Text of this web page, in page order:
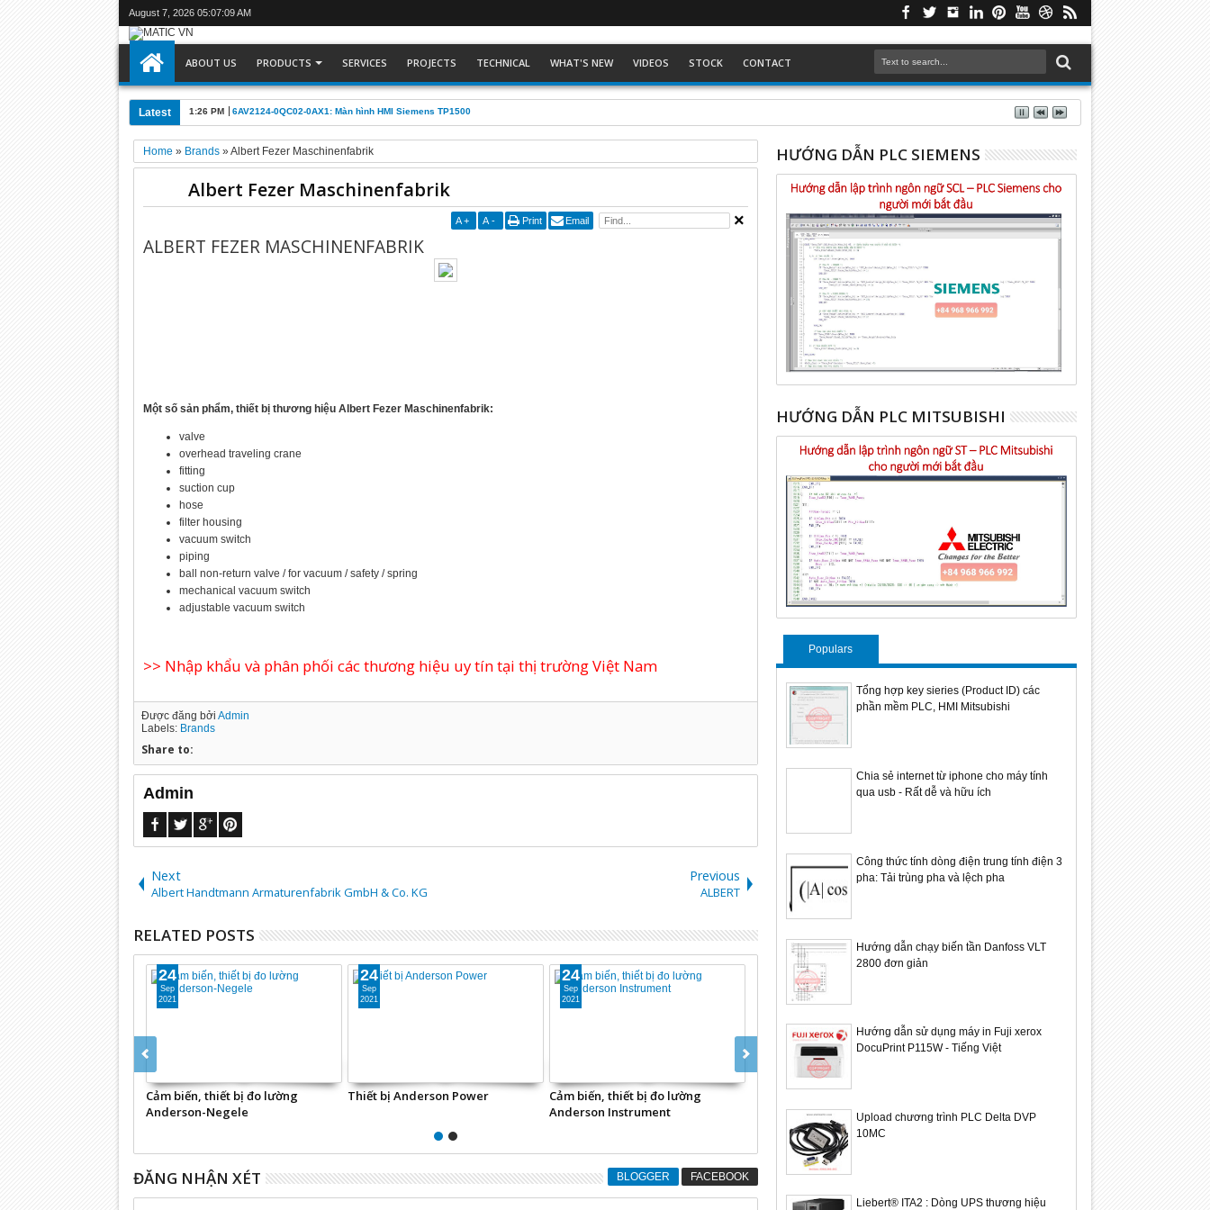
August 7, 2026 05:07:10 AM
ABOUT US PRODUCTS SERVICES PROJECTS TECHNICAL WHAT'S NEW VIDEOS STOCK CONTACT
Latest 1:26 PM 6AV2124-0QC02-0AX1: Màn hình HMI Siemens TP1500
Home » Brands»Albert Fezer Maschinenfabrik
Albert Fezer Maschinenfabrik
A + A - Print Email
ALBERT FEZER MASCHINENFABRIK
Một số sản phẩm, thiết bị thương hiệu Albert Fezer Maschinenfabrik:
valve
overhead traveling crane
fitting
suction cup
hose
filter housing
vacuum switch
piping
ball non-return valve / for vacuum / safety / spring
mechanical vacuum switch
adjustable vacuum switch
>> Nhập khẩu và phân phối các thương hiệu uy tín tại thị trường Việt Nam
Được đăng bởi Admin
Labels: Brands
Share to:
Admin
Next
Albert Handtmann Armaturenfabrik GmbH & Co. KG
Previous
ALBERT
RELATED POSTS
Cảm biến, thiết bị đo lường
Anderson-Negele
24
Sep
2021
Thiết bị Anderson Power
24
Sep
2021
Cảm biến, thiết bị đo lường
Anderson Instrument
24
Sep
2021
& OR
ĐĂNG NHẬN XÉT BLOGGER FACEBOOK
HƯỚNG DẪN PLC SIEMENS
HƯỚNG DẪN PLC MITSUBISHI
Populars
Tổng hợp key sieries (Product ID) các
phần mềm PLC, HMI Mitsubishi
Chia sẻ internet từ iphone cho máy tính
qua usb - Rất dễ và hữu ích
Công thức tính dòng điện trung tính điện 3
pha: Tải trùng pha và lệch pha
Hướng dẫn chạy biến tần Danfoss VLT
2800 đơn giản
Hướng dẫn sử dụng máy in Fuji xerox
DocuPrint P115W - Tiếng Việt
Upload chương trình PLC Delta DVP
10MC
Liebert® ITA2 : Dòng UPS thương hiệu